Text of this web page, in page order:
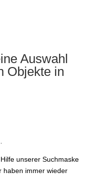
Auswahl
Objekte in
unserer Suchmaske
haben immer wieder